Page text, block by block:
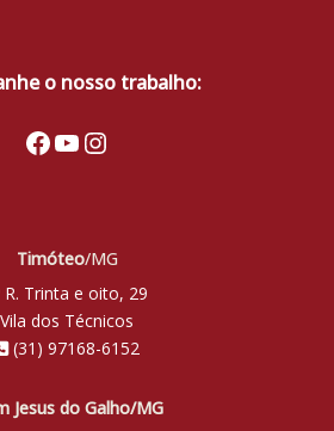
o nosso trabalho:
Facebook
Youtube
Instagram
Timóteo/MG
R. Trinta e oito, 29
Vila dos Técnicos
(31) 97168-6152
Jesus do Galho/MG